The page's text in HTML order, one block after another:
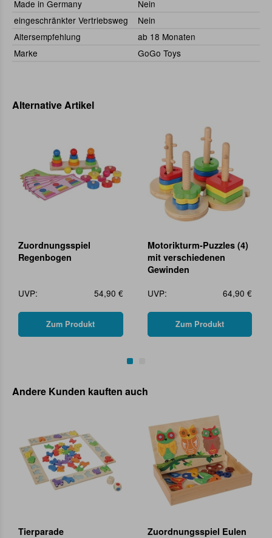
Made in Germany
Nein
eingeschränkter Vertriebsweg
Nein
Altersempfehlung
ab 18 Monaten
Marke
GoGo Toys
Alternative Artikel
Zuordnungsspiel
Regenbogen
UVP: 54,90 €
Zum Produkt
Motorikturm-Puzzles (4)
mit verschiedenen
Gewinden
UVP:
64,90 €
Zum Produkt
Andere Kunden kauften auch
Tierparade Zuordnungsspiel Eulen